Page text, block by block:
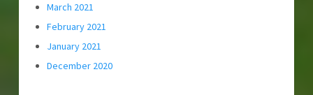
March 2021
February 2021
January 2021
December 2020